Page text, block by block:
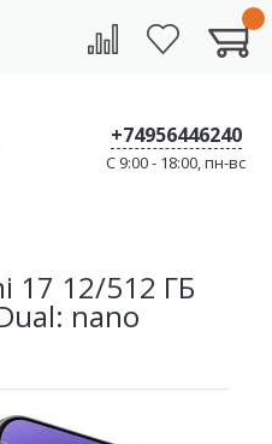
+74956446240
C 9:00 - 18:00, пн-вс
17 12/512 ГБ
nano